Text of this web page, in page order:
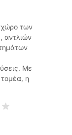
χώρο των
αντλιών
Με
η